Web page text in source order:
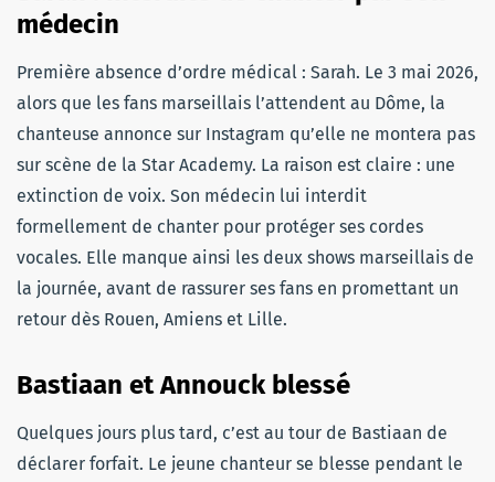
médecin
Première absence d’ordre médical : Sarah. Le 3 mai 2026,
alors que les fans marseillais l’attendent au Dôme, la
chanteuse annonce sur Instagram qu’elle ne montera pas
sur scène de la Star Academy. La raison est claire : une
extinction de voix. Son médecin lui interdit
formellement de chanter pour protéger ses cordes
vocales. Elle manque ainsi les deux shows marseillais de
la journée, avant de rassurer ses fans en promettant un
retour dès Rouen, Amiens et Lille.
Bastiaan et Annouck blessé
Quelques jours plus tard, c’est au tour de Bastiaan de
déclarer forfait. Le jeune chanteur se blesse pendant le